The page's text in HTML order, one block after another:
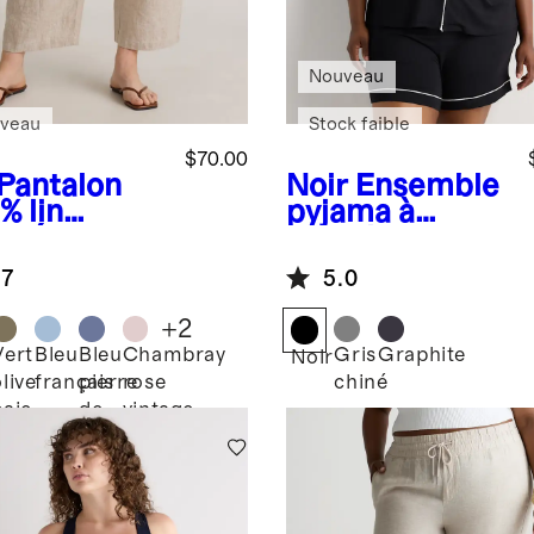
lin
$70.00
Bleu
français
Bleu
pierre
de
lune
Chambray
rose
vintage
+2
Noir Ensemble
pyjama à
courtes en
jersey de
bambou
Nouveau
Stock faible
5.0
NoirGris
chiné
Graphite